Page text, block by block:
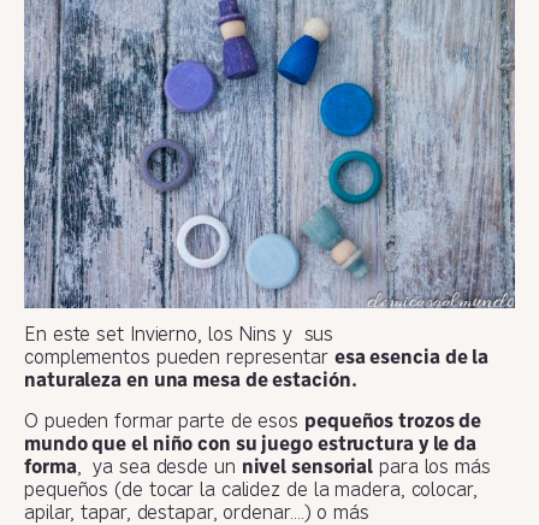
En este set Invierno, los Nins y sus
complementos pueden representar esa esencia de la
naturaleza en una mesa de estación.
O pueden formar parte de esos pequeños trozos de
mundo que el niño con su juego estructura y le da
forma, ya sea desde un nivel sensorial para los más
pequeños (de tocar la calidez de la madera, colocar,
apilar, tapar, destapar, ordenar….) o más